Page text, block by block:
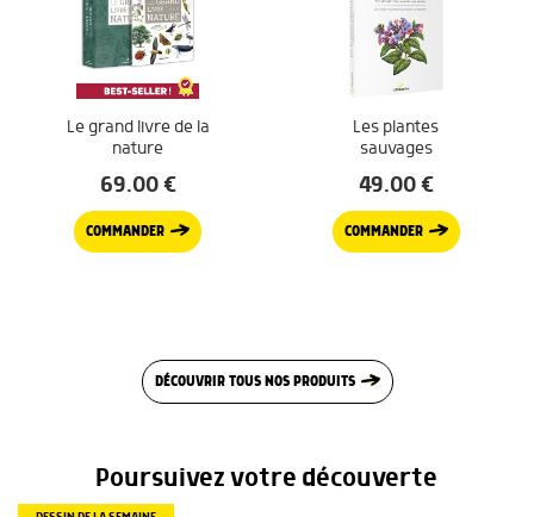
Le grand livre de la
nature
69.00€
COMMANDER
Les plantes
sauvages
49.00€
COMMANDER
DÉCOUVRIR TOUS NOS PRODUITS
Poursuivez votre découverte